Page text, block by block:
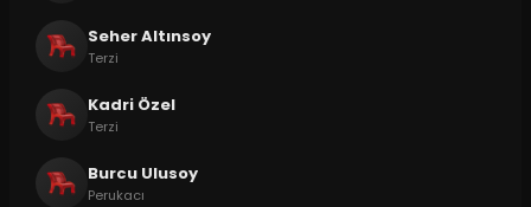
Seher Altınsoy
Terzi
Kadri Özel
Terzi
Burcu Ulusoy
Perukacı